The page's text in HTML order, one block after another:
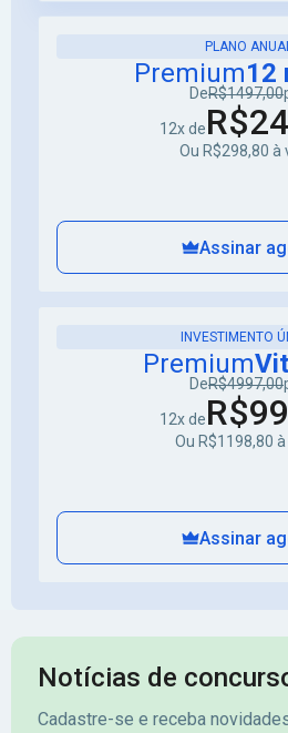
PLANO
Premium12
DeR$1497,00
12x de
Ou R$298,80 à
Assinar
INVESTIMENTO
Premium
DeR$4997,00
12x de
Ou R$1198,80
Assinar
Notícias de
Cadastre-se e receba